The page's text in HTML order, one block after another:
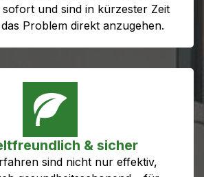
und sind in kürzester Zeit
Problem direkt anzugehen.
& sicher
sind nicht nur effektiv,